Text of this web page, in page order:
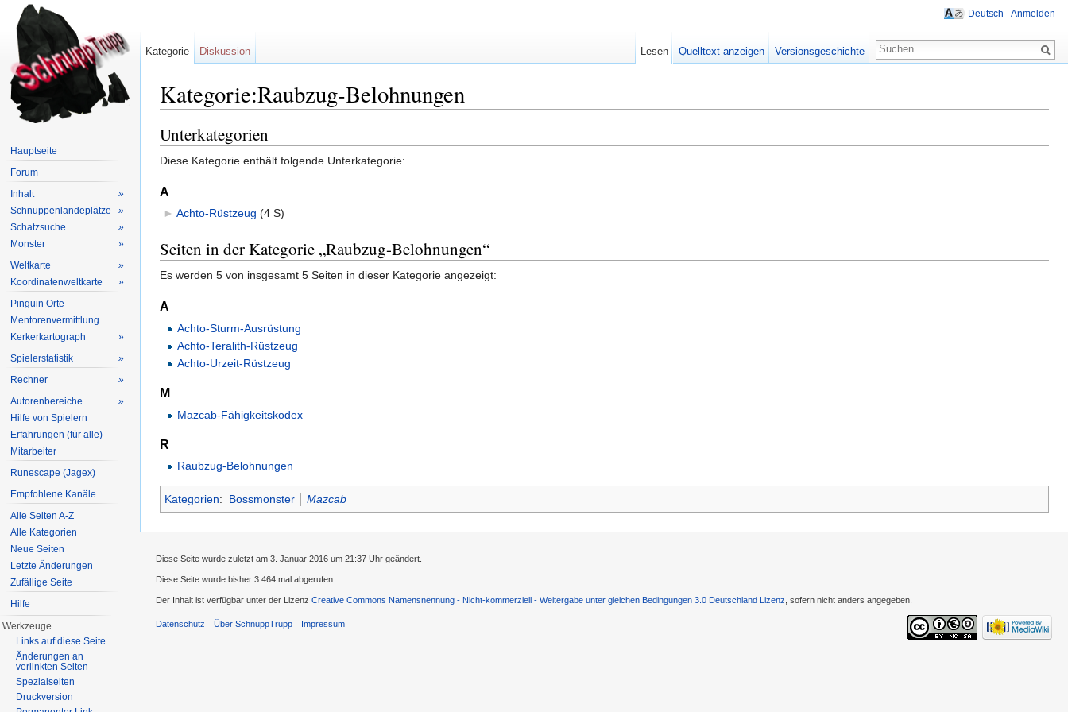
Kategorie:Raubzug-Belohnungen
Unterkategorien
Diese Kategorie enthält folgende Unterkategorie:
A
► Achto-Rüstzeug (4 S)
Seiten in der Kategorie „Raubzug-Belohnungen“
Es werden 5 von insgesamt 5 Seiten in dieser Kategorie angezeigt:
A
Achto-Sturm-Ausrüstung
Achto-Teralith-Rüstzeug
Achto-Urzeit-Rüstzeug
M
Mazcab-Fähigkeitskodex
R
Raubzug-Belohnungen
Kategorien: Bossmonster Mazcab
Deutsch Anmelden
Kategorie Diskussion Lesen Quelltext anzeigen Versionsgeschichte
Hauptseite
Forum
Inhalt
»
Schnuppenlandeplätze
»
Schatzsuche
»
Monster
»
Weltkarte
»
Koordinatenweltkarte
»
Pinguin Orte
Mentorenvermittlung
Kerkerkartograph
»
Spielerstatistik
»
Rechner
»
Autorenbereiche
»
Hilfe von Spielern
Erfahrungen (für alle)
Mitarbeiter
Runescape (Jagex)
Empfohlene Kanäle
Alle Seiten A-Z
Alle Kategorien
Neue Seiten
Letzte Änderungen
Zufällige Seite
Hilfe
Werkzeuge
Links auf diese Seite
Änderungen an
verlinkten Seiten
Spezialseiten
Druckversion
Diese Seite wurde zuletzt am 3. Januar 2016 um 21:37 Uhr geändert.
Diese Seite wurde bisher 3.464 mal abgerufen.
Der Inhalt ist verfügbar unter der Lizenz Creative Commons Namensnennung - Nicht-kommerziell - Weitergabe unter gleichen Bedingungen 3.0 Deutschland Lizenz , sofern nicht anders angegeben.
Datenschutz Über SchnuppTrupp Impressum